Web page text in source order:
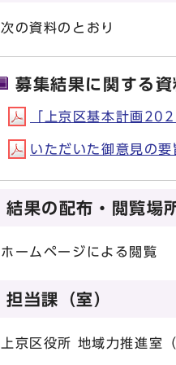
次の資料のとおり
募集結果に関する資
「上京区基本計画
いただいた御意見の
結果の配布・閲覧場
ホームページによる閲覧
担当課（室）
上京区役所 地域力推進室